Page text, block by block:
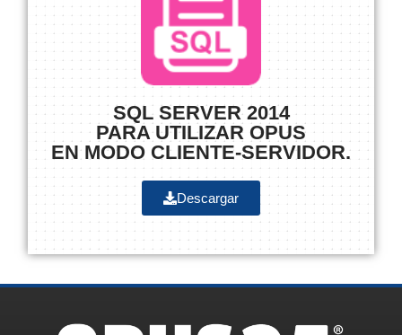
SQL SERVER 2014
PARA UTILIZAR OPUS
EN MODO CLIENTE-SERVIDOR.
Descargar